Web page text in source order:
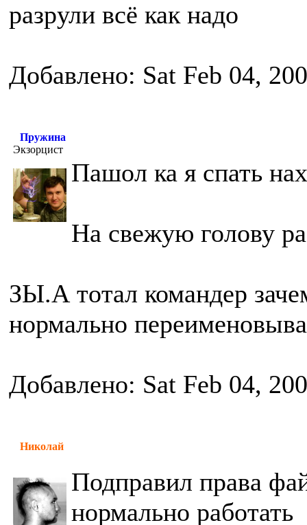
разрули всё как надо
Добавлено: Sat Feb 04,
Пружина
Экзорцист
Пашол ка я спать нах
На свежую голову
ЗЫ.А тотал командер
нормально
Добавлено: Sat Feb 04,
Николай
Подправил права
нормально работать